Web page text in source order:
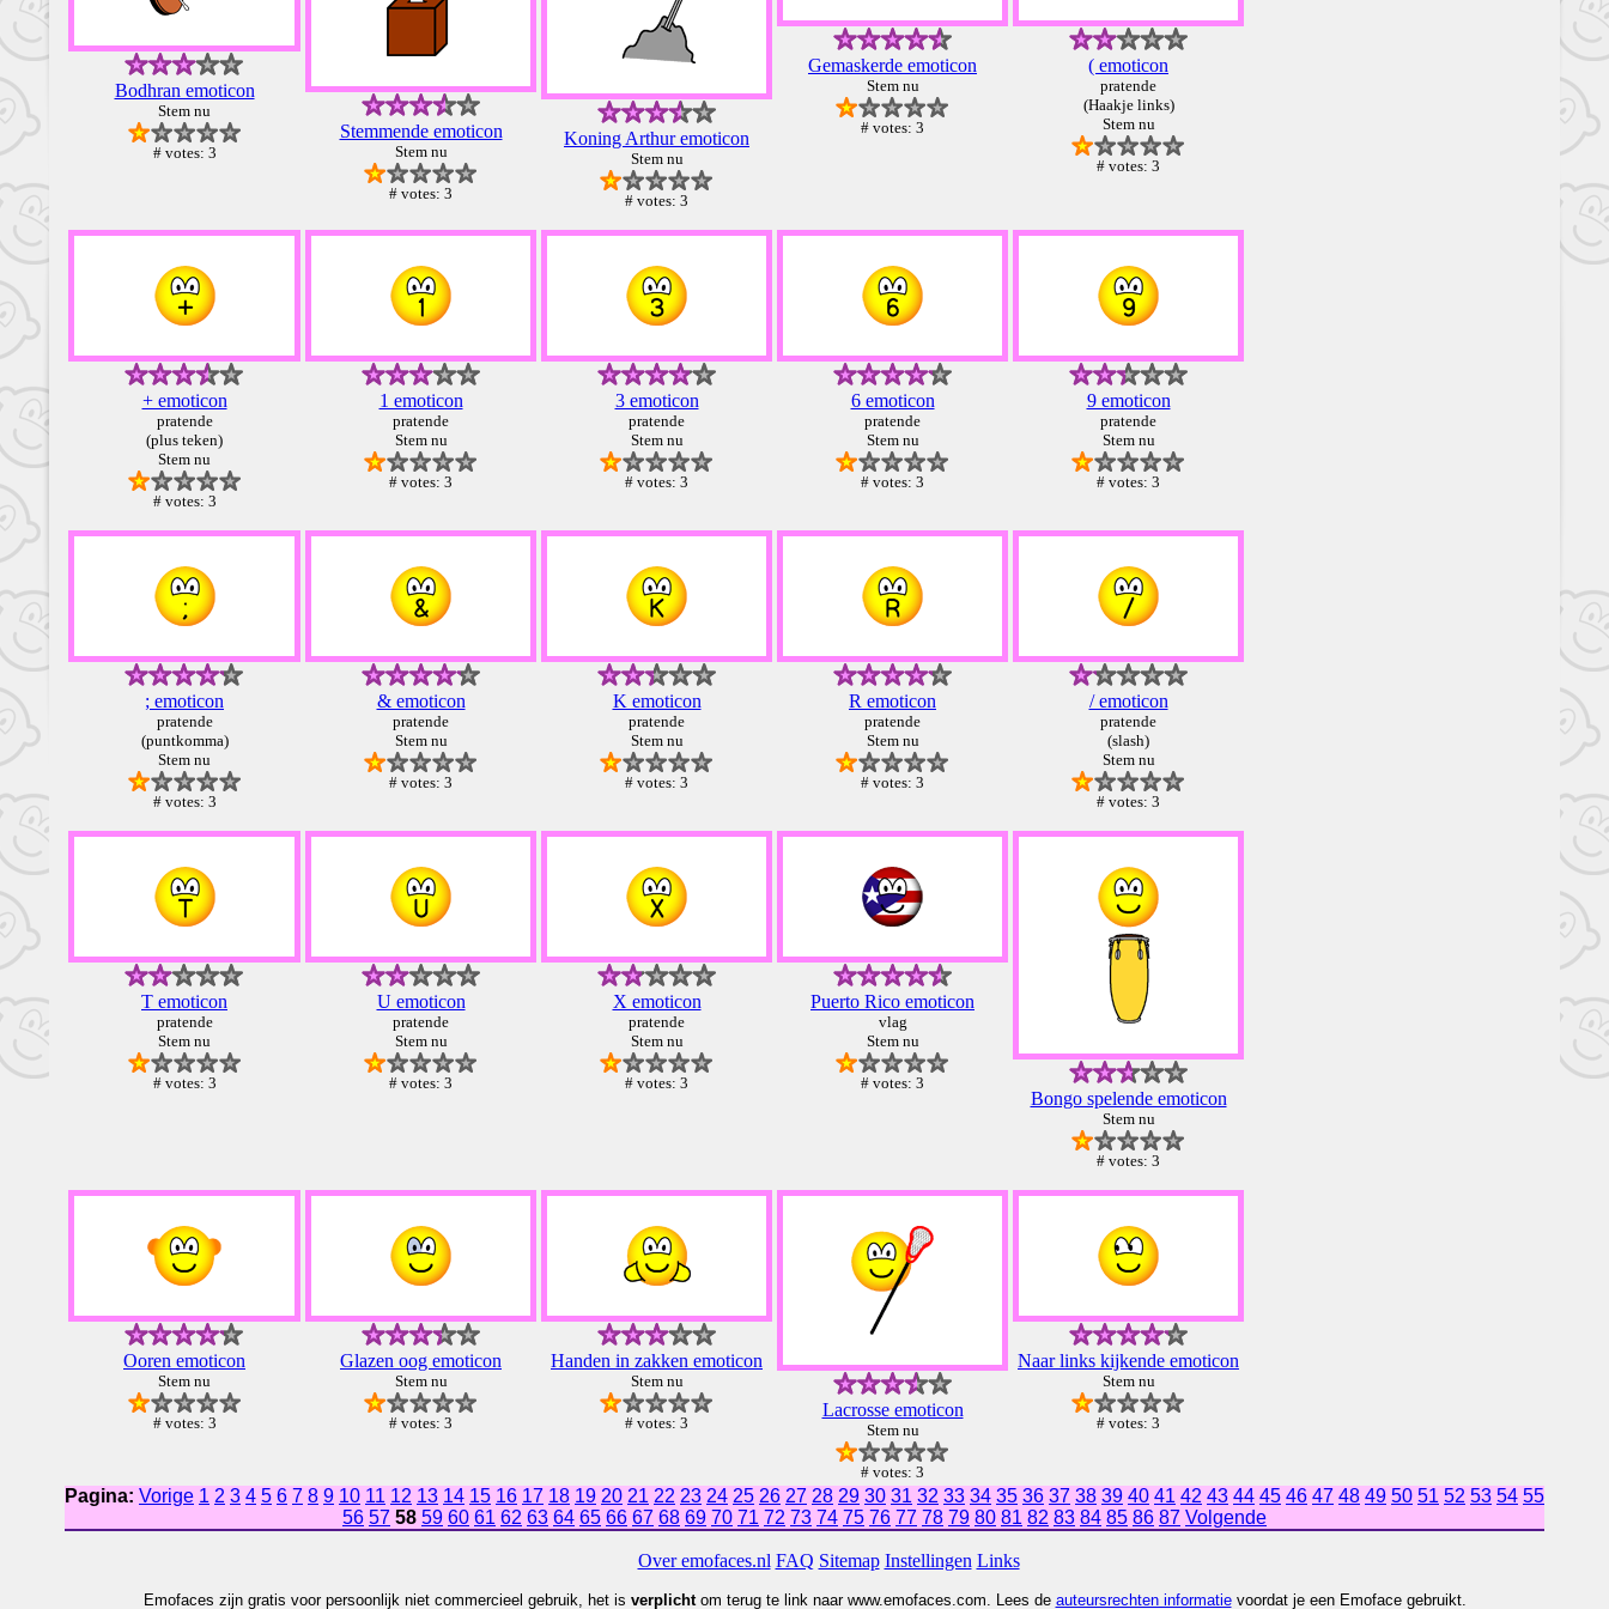
Bodhran emoticon
Stem nu
# votes: 3
Stemmende emoticon
Stem nu
# votes: 3
Koning Arthur emoticon
Stem nu
# votes: 3
Gemaskerde emoticon
Stem nu
# votes: 3
( emoticon
pratende
(Haakje links)
Stem nu
# votes: 3
+ emoticon
pratende
(plus teken)
Stem nu
# votes: 3
1 emoticon
pratende
Stem nu
# votes: 3
3 emoticon
pratende
Stem nu
# votes: 3
6 emoticon
pratende
Stem nu
# votes: 3
9 emoticon
pratende
Stem nu
# votes: 3
; emoticon
pratende
(puntkomma)
Stem nu
# votes: 3
& emoticon
pratende
Stem nu
# votes: 3
K emoticon
pratende
Stem nu
# votes: 3
R emoticon
pratende
Stem nu
# votes: 3
/ emoticon
pratende
(slash)
Stem nu
# votes: 3
T emoticon
pratende
Stem nu
# votes: 3
U emoticon
pratende
Stem nu
# votes: 3
X emoticon
pratende
Stem nu
# votes: 3
Puerto Rico emoticon
vlag
Stem nu
# votes: 3
Bongo spelende emoticon
Stem nu
# votes: 3
Ooren emoticon
Stem nu
# votes: 3
Glazen oog emoticon
Stem nu
# votes: 3
Handen in zakken emoticon
Stem nu
# votes: 3
Lacrosse emoticon
Stem nu
# votes: 3
Naar links kijkende emoticon
Stem nu
# votes: 3
Pagina: Vorige 1 2 3 4 5 6 7 8 9 10 11 12 13 14 15 16 17 18 19 20 21 22 23 24 25 26 27 28 29 30 31 32 33 34 35 36 37 38 39 40 41 42 43 44 45 46 47 48 49 50 51 52 53 54 55
56 57 58 59 60 61 62 63 64 65 66 67 68 69 70 71 72 73 74 75 76 77 78 79 80 81 82 83 84 85 86 87 Volgende
Over emofaces.nl FAQ Sitemap Instellingen Links
Emofaces zijn gratis voor persoonlijk niet commercieel gebruik, het is verplichtom terug te link naar www.emofaces.com. Lees de auteursrechten informatievoordat je een Emoface gebruikt.